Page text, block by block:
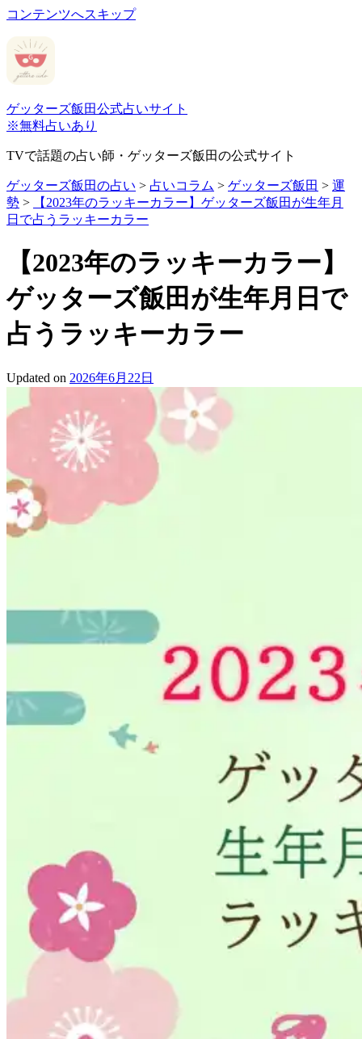
コンテンツへスキップ
ゲッターズ飯田公式占いサイト
※無料占いあり
TVで話題の占い師・ゲッターズ飯田の公式サイト
ゲッターズ飯田の占い > 占いコラム > ゲッターズ飯田 > 運
勢 >
【2023年のラッキーカラー】ゲッターズ飯田が生年月
日で占うラッキーカラー
【2023年のラッキーカラー】
ゲッターズ飯田が生年月日で
占うラッキーカラー
Updated on 2026年6月22日